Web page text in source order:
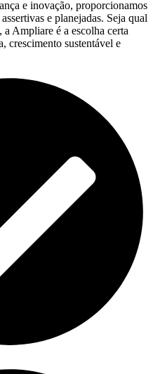
e inovação, proporcionamos
e planejadas. Seja qual
Ampliare é a escolha certa
crescimento sustentável e